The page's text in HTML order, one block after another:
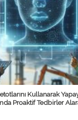
Kullanarak
Proaktif Tedbirler